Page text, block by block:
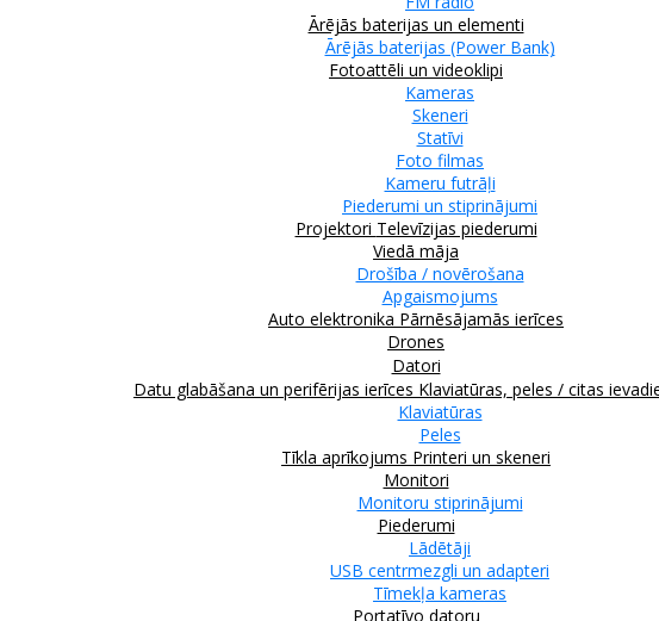
Ārējās baterijas un elementi
Ārējās baterijas (Power Bank)
Fotoattēli un videoklipi
Kameras
Skeneri
Statīvi
Foto filmas
Kameru futrāļi
Piederumi un stiprinājumi
Projektori Televīzijas piederumi
Viedā māja
Drošība / novērošana
Apgaismojums
Auto elektronika Pārnēsājamās ierīces
Drones
Datori
Datu glabāšana un perifērijas ierīces Klaviatūras, peles / citas
Klaviatūras
Peles
Tīkla aprīkojums Printeri un skeneri
Monitori
Monitoru stiprinājumi
Piederumi
Lādētāji
USB centrmezgli un adapteri
Tīmekļa kameras
Portatīvo datoru